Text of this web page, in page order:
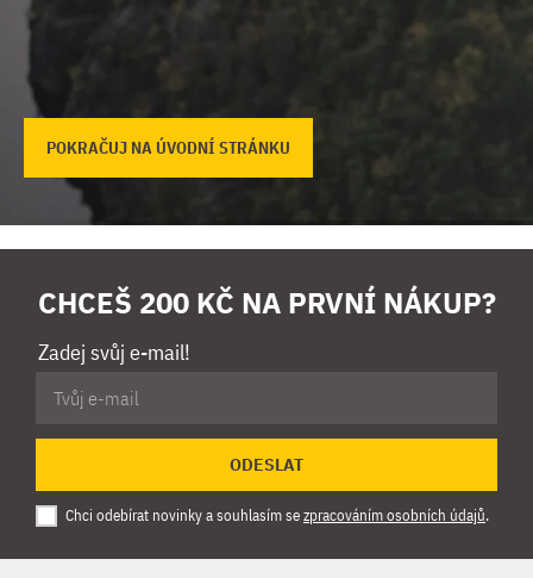
POKRAČUJ NA ÚVODNÍ STRÁNKU
CHCEŠ 200 KČ NA PRVNÍ NÁKUP?
Zadej svůj e-mail!
ODESLAT
Chci odebírat novinky a souhlasím sezpracováním osobních údajů.